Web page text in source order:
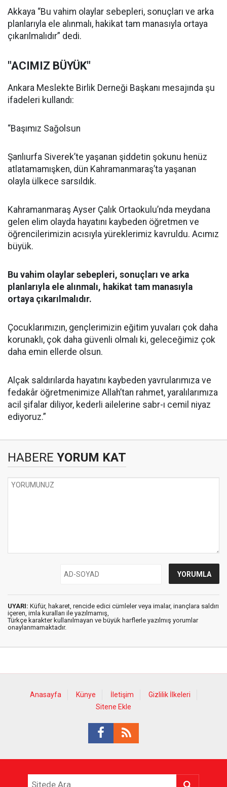
Akkaya “Bu vahim olaylar sebepleri, sonuçları ve arka
planlarıyla ele alınmalı, hakikat tam manasıyla ortaya
çıkarılmalıdır” dedi.
"ACIMIZ BÜYÜK"
Ankara Meslekte Birlik Derneği Başkanı mesajında şu
ifadeleri kullandı:
“Başımız Sağolsun
Şanlıurfa Siverek’te yaşanan şiddetin şokunu henüz
atlatamamışken, dün Kahramanmaraş’ta yaşanan
olayla ülkece sarsıldık.
Kahramanmaraş Ayser Çalık Ortaokulu’nda meydana
gelen elim olayda hayatını kaybeden öğretmen ve
öğrencilerimizin acısıyla yüreklerimiz kavruldu. Acımız
büyük.
Bu vahim olaylar sebepleri, sonuçları ve arka
planlarıyla ele alınmalı, hakikat tam manasıyla
ortaya çıkarılmalıdır.
Çocuklarımızın, gençlerimizin eğitim yuvaları çok daha
korunaklı, çok daha güvenli olmalı ki, geleceğimiz çok
daha emin ellerde olsun.
Alçak saldırılarda hayatını kaybeden yavrularımıza ve
fedakâr öğretmenimize Allah’tan rahmet, yaralılarımıza
acil şifalar diliyor, kederli ailelerine sabr-ı cemil niyaz
ediyoruz.”
HABERE YORUM KAT
UYARI: Küfür, hakaret, rencide edici cümleler veya imalar, inançlara saldırı
içeren, imla kuralları ile yazılmamış,
Türkçe karakter kullanılmayan ve büyük harflerle yazılmış yorumlar
onaylanmamaktadır.
Anasayfa Künye İletişim
Gizlilik İlkeleri
Sitene Ekle